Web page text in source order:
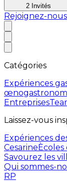
2 Invités
Rejoignez-nous
Catégories
Expériences
Entreprises
Laissez-vous
Expériences
CesarineÈcoles
Savourez les
Qui sommes-
RP